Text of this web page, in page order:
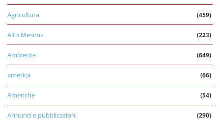
Agricoltura (459)
Alto Mesima (223)
Ambiente (649)
america (66)
Americhe (54)
Annunci e pubblicazioni (290)